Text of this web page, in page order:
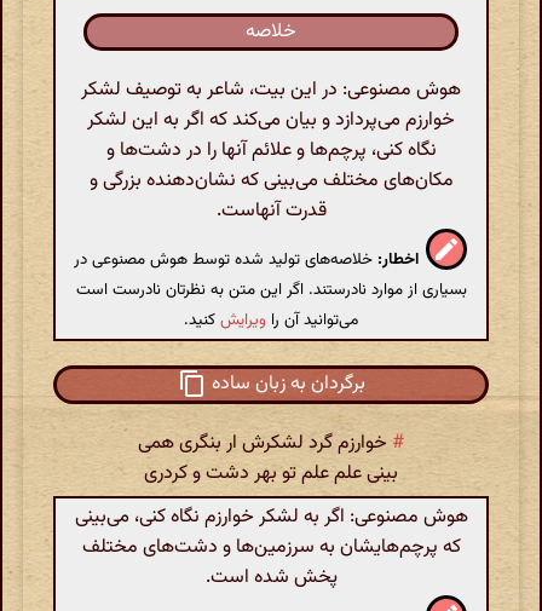
خلاصه
هوش مصنوعی: در این بیت، شاعر به توصیف لشکر
خوارزم می‌پردازد و بیان می‌کند که اگر به این لشکر
نگاه کنی، پرچم‌ها و علائم آنها را در دشت‌ها و
مکان‌های مختلف می‌بینی که نشان‌دهنده بزرگی و
قدرت آنهاست.
اخطار: خلاصه‌های تولید شده توسط هوش مصنوعی در
بسیاری از موارد نادرستند. اگر این متن به نظرتان نادرست است
می‌توانید آن را ویرایشکنید.
برگردان به زبان ساده
# خوارزم گرد لشکرش ار بنگری همی
بینی علم علم تو بهر دشت و کردری
هوش مصنوعی: اگر به لشکر خوارزم نگاه کنی، می‌بینی
که پرچم‌هایشان به سرزمین‌ها و دشت‌های مختلف
پخش شده است.